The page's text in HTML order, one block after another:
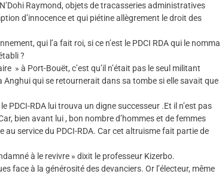
Raymond, objets de tracasseries administratives
d’innocence et qui piétine allègrement le droit des
qui l’a fait roi, si ce n’est le PDCI RDA qui le nomma
?
» à Port-Bouët, c’est qu’il n’était pas le seul militant
qui se retournerait dans sa tombe si elle savait que
PDCI-RDA lui trouva un digne successeur .Et il n’est pas
bien avant lui , bon nombre d’hommes et de femmes
service du PDCI-RDA. Car cet altruisme fait partie de
à le revivre » dixit le professeur Kizerbo.
face à la générosité des devanciers. Or l’électeur, même